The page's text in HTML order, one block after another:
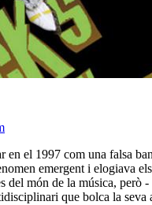
el 1997 com una falsa
emergent i elogiava
del món de la música,
que bolca la